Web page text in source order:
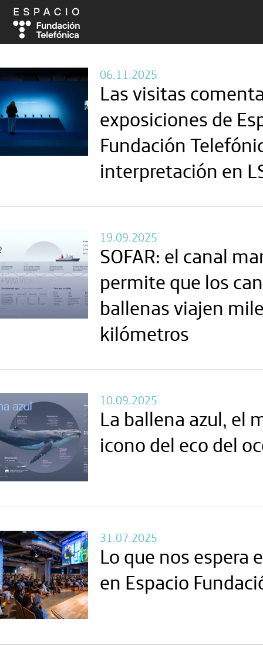
06.11.2025
Las visitas
exposiciones de
Fundación
interpretación en
19.09.2025
SOFAR: el canal
permite que los
ballenas viajen
kilómetros
10.09.2025
La ballena azul, el
icono del eco del
31.07.2025
Lo que nos espera
en Espacio